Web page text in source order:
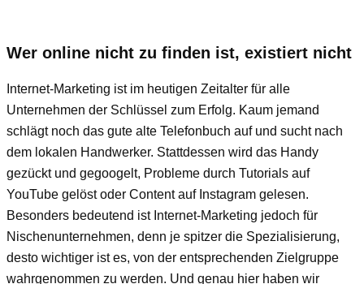
Wer online nicht zu finden ist, existiert nicht
Internet-Marketing ist im heutigen Zeitalter für alle
Unternehmen der Schlüssel zum Erfolg. Kaum jemand
schlägt noch das gute alte Telefonbuch auf und sucht nach
dem lokalen Handwerker. Stattdessen wird das Handy
gezückt und gegoogelt, Probleme durch Tutorials auf
YouTube gelöst oder Content auf Instagram gelesen.
Besonders bedeutend ist Internet-Marketing jedoch für
Nischenunternehmen, denn je spitzer die Spezialisierung,
desto wichtiger ist es, von der entsprechenden Zielgruppe
wahrgenommen zu werden. Und genau hier haben wir